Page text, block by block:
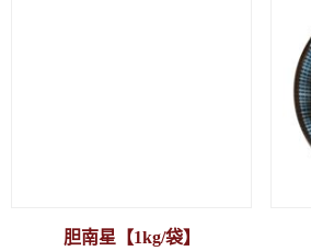
胆南星【1kg/袋】